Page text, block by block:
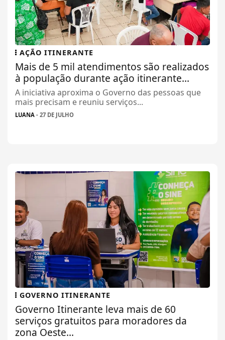
AÇÃO ITINERANTE
Mais de 5 mil atendimentos são realizados
à população durante ação itinerante...
A iniciativa aproxima o Governo das pessoas que
mais precisam e reuniu serviços...
LUANA - 27 DE JULHO
GOVERNO ITINERANTE
Governo Itinerante leva mais de 60
serviços gratuitos para moradores da
zona Oeste...